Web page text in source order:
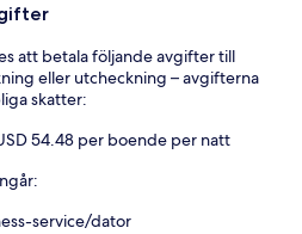
att betala följande avgifter till
eller utcheckning – avgifterna
skatter:
54.48 per boende per natt
service/dator